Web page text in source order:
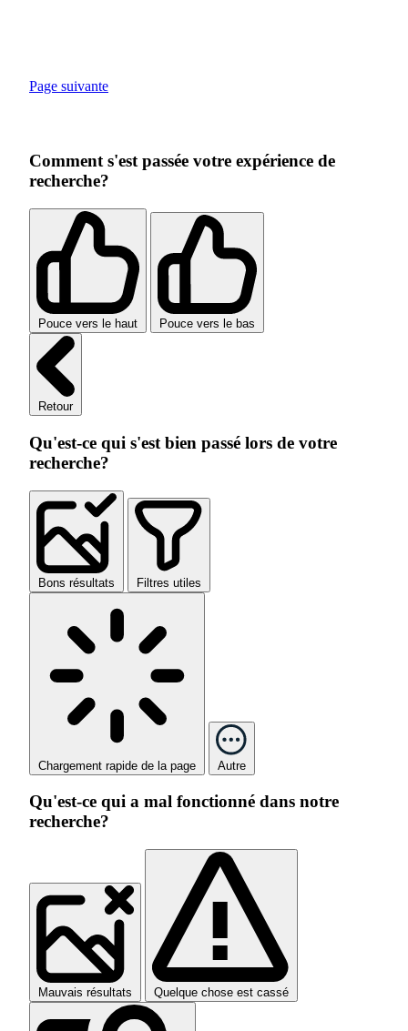
Page suivante
Comment s'est passée votre expérience de
recherche?
Pouce vers le haut Pouce vers le bas
Retour
Qu'est-ce qui s'est bien passé lors de votre
recherche?
Bons résultats Filtres utiles
Chargement rapide de la page Autre
Qu'est-ce qui a mal fonctionné dans notre
recherche?
Mauvais résultats Quelque chose est cassé